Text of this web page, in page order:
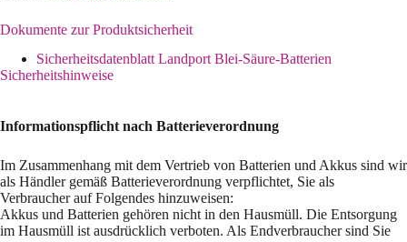
Dokumente zur Produktsicherheit
Sicherheitsdatenblatt Landport Blei-Säure-Batterien
Sicherheitshinweise
Informationspflicht nach Batterieverordnung
Im Zusammenhang mit dem Vertrieb von Batterien und Akkus sind wir
als Händler gemäß Batterieverordnung verpflichtet, Sie als
Verbraucher auf Folgendes hinzuweisen:
Akkus und Batterien gehören nicht in den Hausmüll. Die Entsorgung
im Hausmüll ist ausdrücklich verboten. Als Endverbraucher sind Sie